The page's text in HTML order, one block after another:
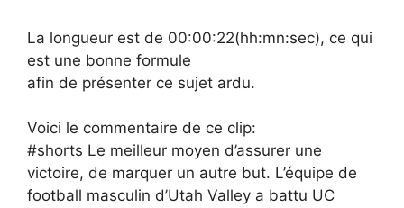
La longueur est de 00:00:22(hh:mn:sec), ce qui
est une bonne formule
afin de présenter ce sujet ardu.
Voici le commentaire de ce clip:
#shorts Le meilleur moyen d’assurer une
victoire, de marquer un autre but. L’équipe de
football masculin d’Utah Valley a battu UC